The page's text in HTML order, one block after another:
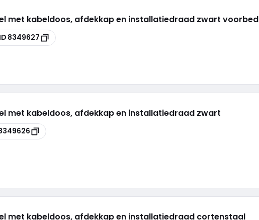
met kabeldoos, afdekkap en installatiedraad zwart voorbed
8349627
met kabeldoos, afdekkap en installatiedraad zwart
met kabeldoos, afdekkap en installatiedraad cortenstaal